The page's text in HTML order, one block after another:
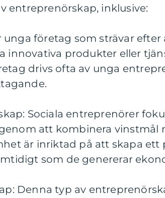
entreprenörskap, inklusive:
unga företag som strävar
innovativa produkter eller
drivs ofta av unga
Sociala entreprenörer
att kombinera vinstmål
är inriktad på att skapa ett
som de genererar
Denna typ av